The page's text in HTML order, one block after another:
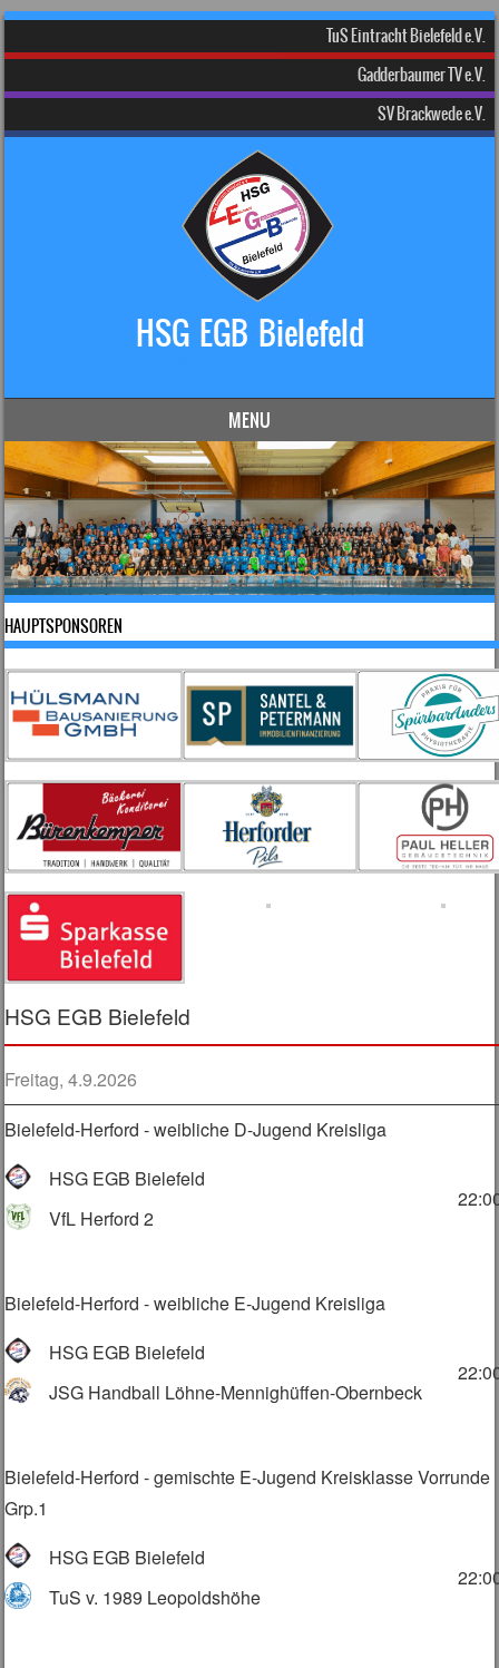
TuS Eintracht Bielefeld e.V.
Gadderbaumer TV e.V.
SV Brackwede e.V.
HSG EGB Bielefeld
MENU
Skip to content
HAUPTSPONSOREN
HSG EGB Bielefeld
Freitag, 4.9.2026
Bielefeld-Herford - weibliche D-Jugend Kreisliga
HSG EGB Bielefeld
VfL Herford 2
Bielefeld-Herford - weibliche E-Jugend Kreisliga
HSG EGB Bielefeld
JSG Handball Löhne-Mennighüffen-Obernbeck
Bielefeld-Herford - gemischte E-Jugend Kreisklasse Vorrunde
Grp.1
HSG EGB Bielefeld
TuS v. 1989 Leopoldshöhe